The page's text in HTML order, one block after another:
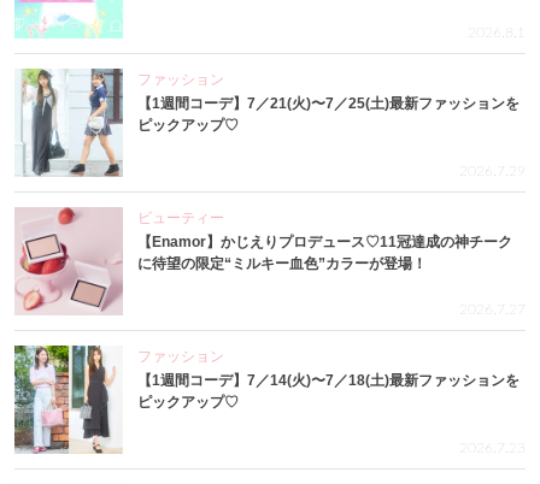
2026.8.1
ファッション
【1週間コーデ】7／21(火)〜7／25(土)最新ファッションを
ピックアップ♡
2026.7.29
ビューティー
【Enamor】かじえりプロデュース♡11冠達成の神チーク
に待望の限定“ミルキー血色”カラーが登場！
2026.7.27
ファッション
【1週間コーデ】7／14(火)〜7／18(土)最新ファッションを
ピックアップ♡
2026.7.23